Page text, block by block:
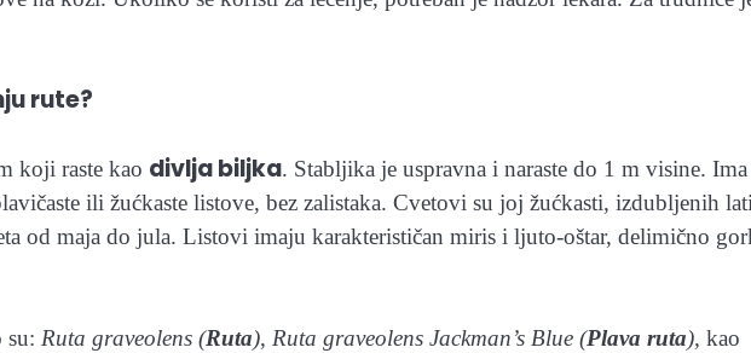
rute?
koji raste kao divlja biljka. Stabljika je uspravna i naraste do 1 m visine. Ima
ili žućkaste listove, bez zalistaka. Cvetovi su joj žućkasti, izdubljenih
od maja do jula. Listovi imaju karakterističan miris i ljuto-oštar, delimično
su: Ruta graveolens (Ruta), Ruta graveolens Jackman’s Blue (Plava ruta), kao